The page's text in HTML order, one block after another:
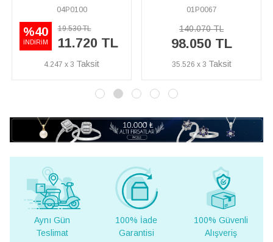
04P0100
%40
İNDİRİM
19.530 TL
11.720 TL
4.247 x 3
01P0067
140.070 TL
98.050 TL
35.526 x 3
Aynı Gün
Teslimat
100% İade
Garantisi
100% Güvenli
Alışveriş